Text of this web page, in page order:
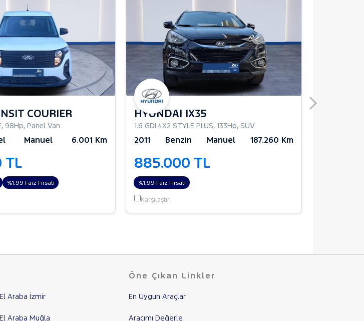
COURIER
, 98Hp, Panel Van
Manuel 6.001 Km
TL
%1,99 Faiz Fırsatı
HYUNDAI IX35
1.6 GDI 4X2 STYLE PLUS, 133Hp, SUV
2011 Benzin Manuel 187.260 Km
885.000 TL
%1,99 Faiz Fırsatı
Karşılaştır
Araba İzmir
Araba Muğla
Öne Çıkan Linkler
En Uygun Araçlar
Aracımı Değerle